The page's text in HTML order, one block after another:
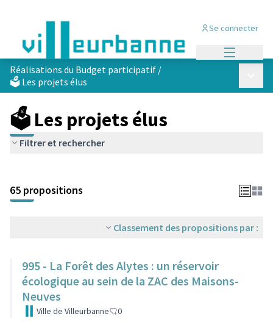
Se connecter
Réalisations du Budget participatif /
🗳️ Les projets élus
🗳️ Les projets élus
Filtrer et rechercher
+
−
65 propositions
Classement des propositions par :
995 - La Forêt des Alytes : un réservoir
écologique au sein de la ZAC des Maisons-
Neuves
Ville de Villeurbanne 0